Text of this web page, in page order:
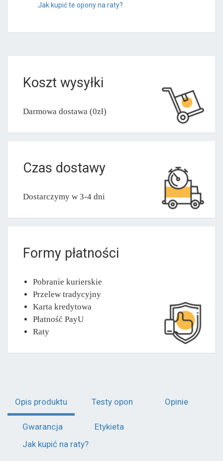
Jak kupić te opony na raty?
Koszt wysyłki
Darmowa dostawa (0zł)
Czas dostawy
Dostarczymy w 3-4 dni
Formy płatności
Pobranie kurierskie
Przelew tradycyjny
Karta kredytowa
Płatność PayU
Raty
Opis produktu Testy opon Opinie
Gwarancja
Etykieta
Jak kupić na raty?